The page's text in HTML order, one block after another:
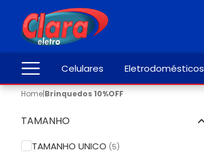
Celulares Eletrodomésticos
Home|Brinquedos 10%OFF
TAMANHO
TAMANHO UNICO (5)